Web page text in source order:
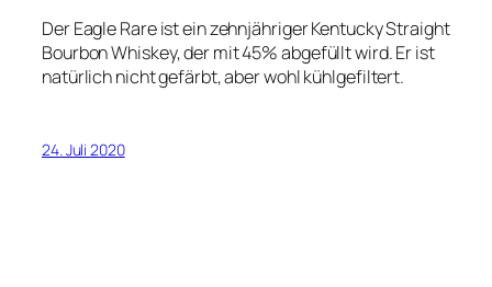
Der Eagle Rare ist ein zehnjähriger Kentucky Straight
Bourbon Whiskey, der mit 45% abgefüllt wird. Er ist
natürlich nicht gefärbt, aber wohl kühlgefiltert.
24. Juli 2020